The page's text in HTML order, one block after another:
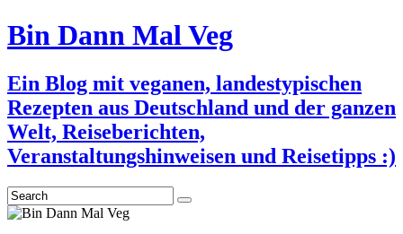
Bin Dann Mal Veg
Ein Blog mit veganen, landestypischen
Rezepten aus Deutschland und der ganzen
Welt, Reiseberichten,
Veranstaltungshinweisen und Reisetipps :)
Search